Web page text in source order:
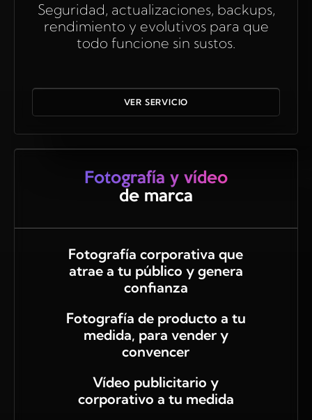
Seguridad, actualizaciones, backups,
rendimiento y evolutivos para que
todo funcione sin sustos.
VER SERVICIO
Fotografía y vídeo
de marca
Fotografía corporativa que
atrae a tu público y genera
confianza
Fotografía de producto a tu
medida, para vender y
convencer
Vídeo publicitario y
corporativo a tu medida